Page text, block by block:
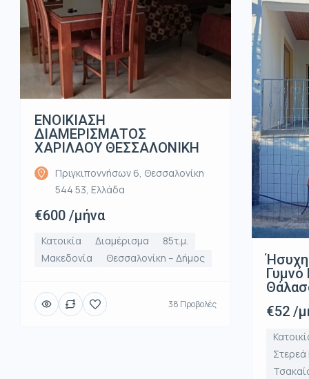
ΕΝΟΙΚΙΑΣΗ
ΔΙΑΜΕΡΙΣΜΑΤΟΣ
ΧΑΡΙΛΑΟΥ ΘΕΣΣΑΛΟΝΙΚΗ
Πριγκιποννήσων 6, Θεσσαλονίκη
544 53, Ελλάδα
€600 /μήνα
Κατοικία Διαμέρισμα
85τ.μ.
Μακεδονία
Θεσσαλονίκη – Δήμος
38 Προβολές
Γυμνό
€52 /